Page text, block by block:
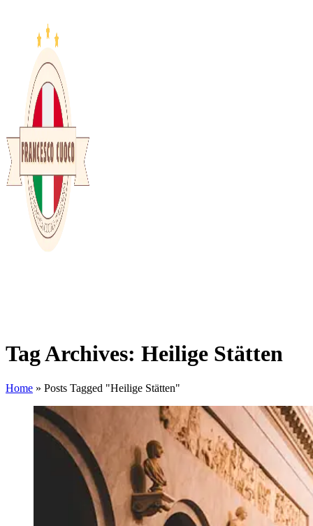
Tag Archives: Heilige Stätten
Home » Posts Tagged "Heilige Stätten"